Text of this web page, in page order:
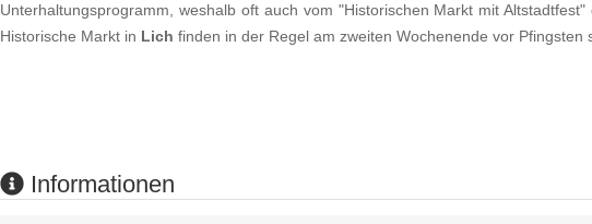
Unterhaltungsprogramm, weshalb oft auch vom "Historischen Markt mit
Historische Markt in Lich finden in der Regel am zweiten Wochenende vor Pfingsten
Informationen